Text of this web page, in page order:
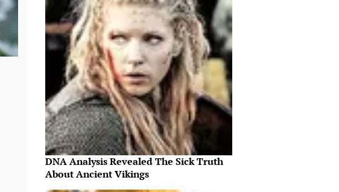
DNA Analysis Revealed The Sick Truth
About Ancient Vikings